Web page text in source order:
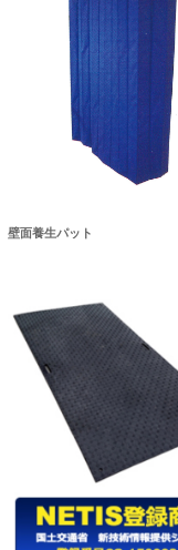
壁面養生パット